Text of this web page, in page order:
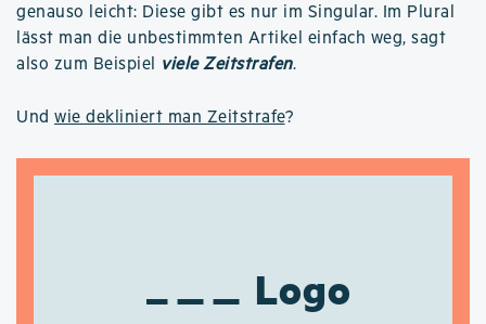
genauso leicht: Diese gibt es nur im Singular. Im Plural
lässt man die unbestimmten Artikel einfach weg, sagt
also zum Beispiel viele Zeitstrafen.
Und wie dekliniert man Zeitstrafe?
Logo